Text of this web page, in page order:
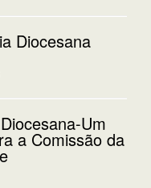
Diocesana
Um
a Comissão da